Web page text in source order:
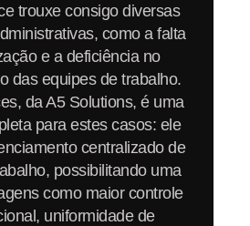
trouxe consigo diversas
como a falta
e a deficiência no
das equipes de trabalho.
da A5 Solutions, é uma
para estes casos: ele
centralizado de
possibilitando uma
como maior controle
uniformidade de